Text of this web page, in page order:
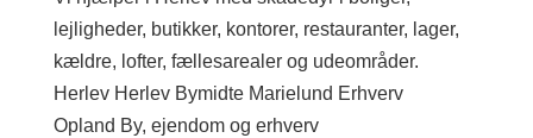
lejligheder, butikker, kontorer, restauranter, lager,
kældre, lofter, fællesarealer og udeområder.
Herlev Herlev Bymidte Marielund Erhverv
Opland By, ejendom og erhverv